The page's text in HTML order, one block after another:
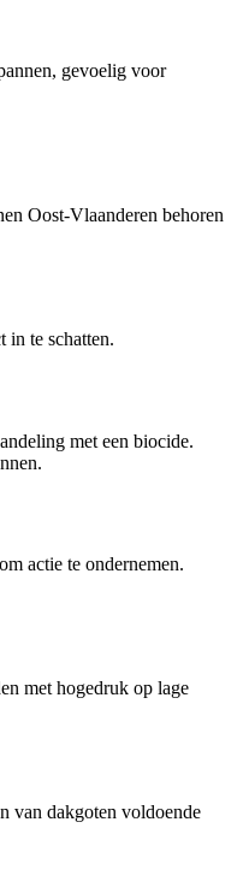
gevoelig voor
Oost-Vlaanderen behoren
in te schatten.
met een biocide.
actie te ondernemen.
met hogedruk op lage
van dakgoten voldoende